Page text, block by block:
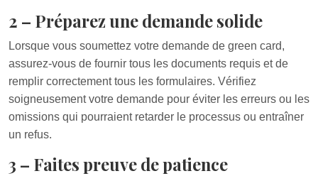
2 – Préparez une demande solide
Lorsque vous soumettez votre demande de green card,
assurez-vous de fournir tous les documents requis et de
remplir correctement tous les formulaires. Vérifiez
soigneusement votre demande pour éviter les erreurs ou les
omissions qui pourraient retarder le processus ou entraîner
un refus.
3 – Faites preuve de patience